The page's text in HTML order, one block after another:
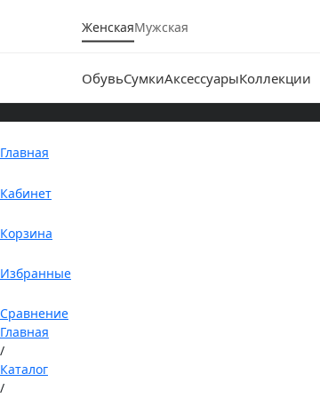
ЖенскаяМужская
ОбувьСумкиАксессуарыКоллекции
Главная
Кабинет
Корзина
Избранные
Сравнение
Главная
/
Каталог
/